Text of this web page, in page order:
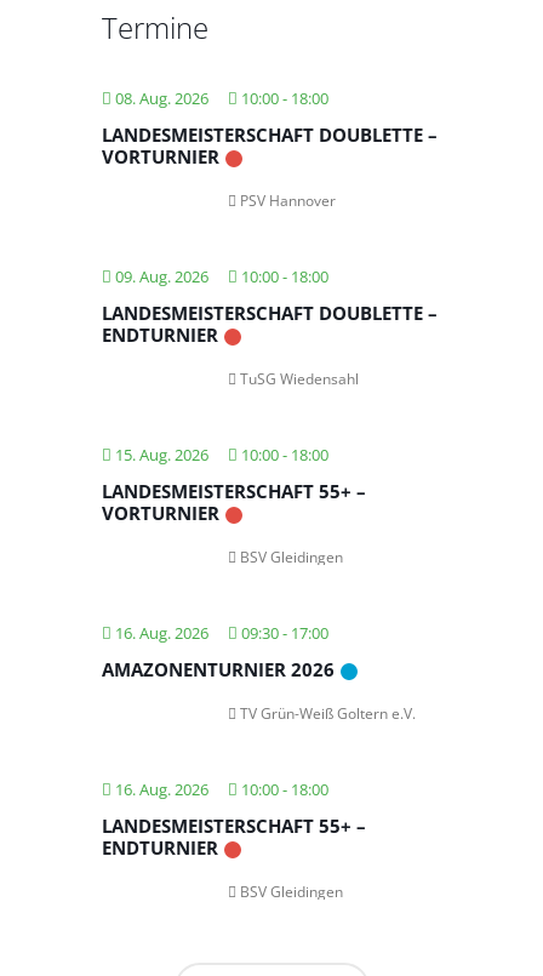
Termine
08. Aug. 2026 10:00- 18:00
LANDESMEISTERSCHAFT DOUBLETTE –
VORTURNIER
PSV Hannover
09. Aug. 2026 10:00- 18:00
LANDESMEISTERSCHAFT DOUBLETTE –
ENDTURNIER
TuSG Wiedensahl
15. Aug. 2026 10:00- 18:00
LANDESMEISTERSCHAFT 55+ –
VORTURNIER
BSV Gleidingen
16. Aug. 2026 09:30- 17:00
AMAZONENTURNIER 2026
TV Grün-Weiß Goltern e.V.
16. Aug. 2026 10:00- 18:00
LANDESMEISTERSCHAFT 55+ –
ENDTURNIER
BSV Gleidingen